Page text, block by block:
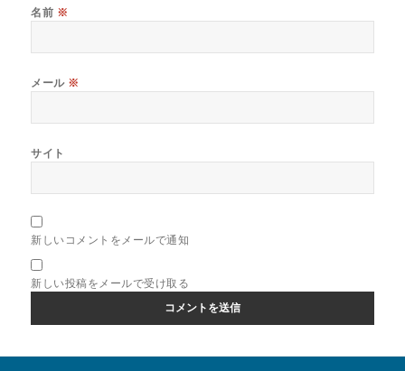
名前 ※
メール ※
サイト
新しいコメントをメールで通知
新しい投稿をメールで受け取る